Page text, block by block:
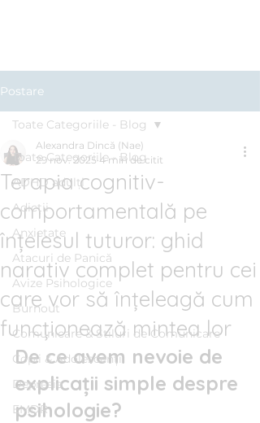
Postare
Toate Categoriile - Blog
ADHD adulți
Adicții
Anxietate
Atacuri de Panică
Avize Psihologice
Burnout
Comunicare & Stiluri de Comunicare
Copii & Adolescenți
Depresie
EMDR
Toate Categoriile - Blog
Terapia cognitiv-
comportamentală pe
înțelesul tuturor: ghid
narativ complet pentru cei
care vor să înțeleagă cum
funcționează mintea lor
Alexandra Dincă (Nae)
29 nov. 2025 4 min de citit
De ce avem nevoie de
explicații simple despre
psihologie?